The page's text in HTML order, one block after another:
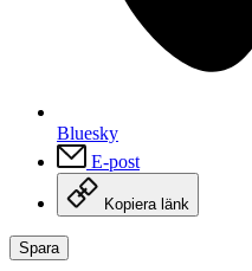
Bluesky
E-post
Kopiera länk
Spara